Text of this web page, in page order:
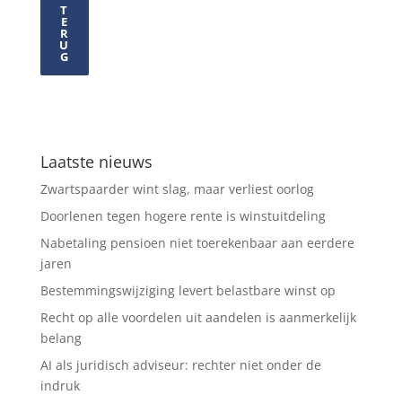
T
E
R
U
G
Laatste nieuws
Zwartspaarder wint slag, maar verliest oorlog
Doorlenen tegen hogere rente is winstuitdeling
Nabetaling pensioen niet toerekenbaar aan eerdere
jaren
Bestemmingswijziging levert belastbare winst op
Recht op alle voordelen uit aandelen is aanmerkelijk
belang
AI als juridisch adviseur: rechter niet onder de
indruk